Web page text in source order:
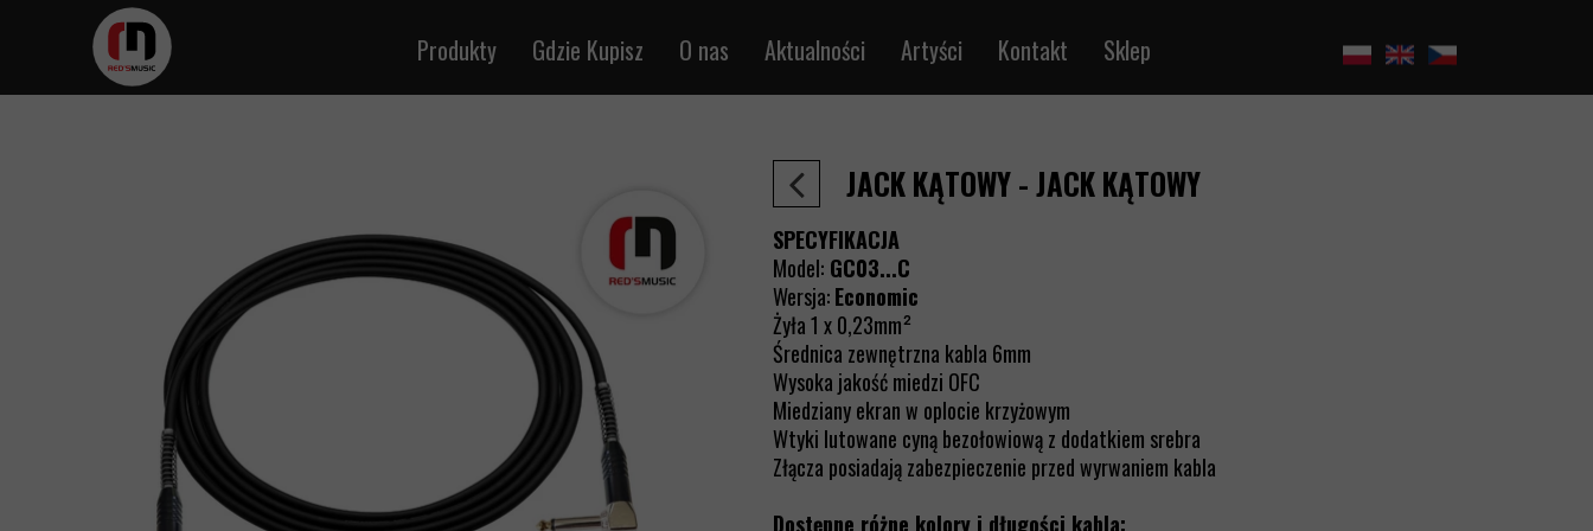
Produkty
Kable instrumentalne
Kable DMX
Kable MIDI
Kable na metry
Kable zasilająco-sygnałowe
Kabel skrętka /RJ45
Kable BNC
Kable wieloparowe
Gdzie Kupisz
Sklepredsmusic.pl
O nas Aktualności Artyści Kontakt Sklep
JACK KĄTOWY - JACK KĄTOWY
SPECYFIKACJA
Model: GC03...C
Wersja:Economic
Żyła 1 x 0,23mm²
Średnica zewnętrzna kabla 6mm
Wysoka jakość miedzi OFC
Miedziany ekran w oplocie krzyżowym
Wtyki lutowane cyną bezołowiową z dodatkiem srebra
Złącza posiadają zabezpieczenie przed wyrwaniem kabla
Dostępne różne kolory i długości kabla: